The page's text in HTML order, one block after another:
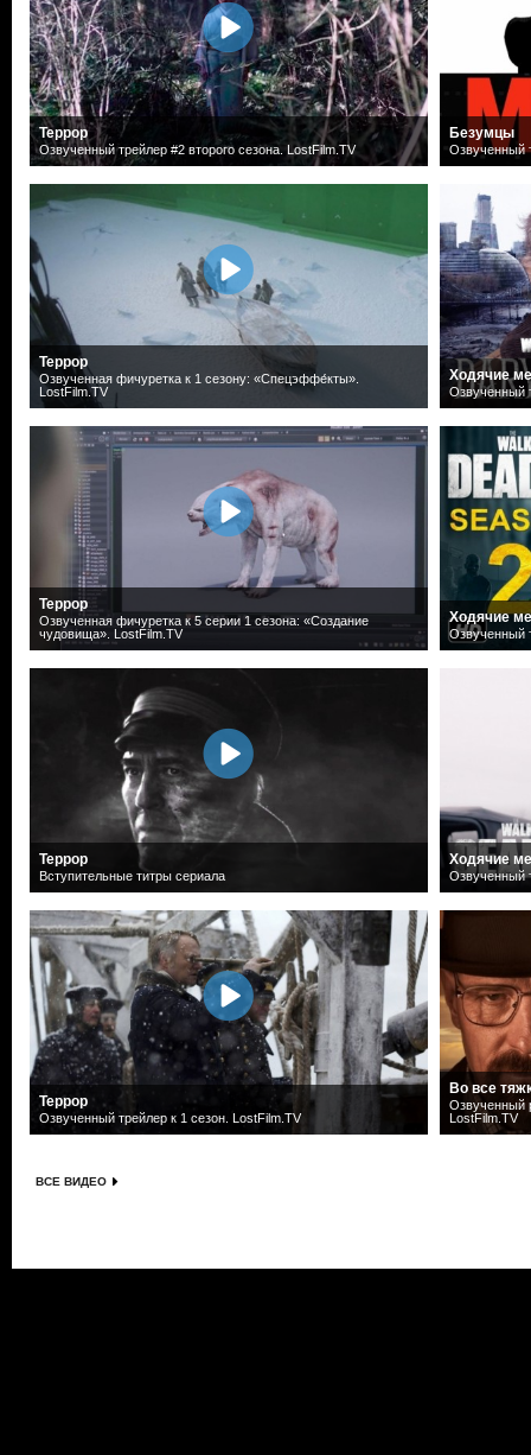
Террор
Озвученный трейлер #2 второго сезона. LostFilm.TV
Террор
Озвученная фичуретка к 1 сезону: «Спецэффе́кты».
LostFilm.TV
Террор
Озвученная фичуретка к 5 серии 1 сезона: «Создание
чудовища». LostFilm.TV
Террор
Вступительные титры сериала
Террор
Озвученный трейлер к 1 сезон. LostFilm.TV
Безумцы
Озвученный
Ходячие
Озвученный
Ходячие
Озвученный
Ходячие
Озвученный
Во все
Озвученный
LostFilm.TV
ВСЕ ВИДЕО